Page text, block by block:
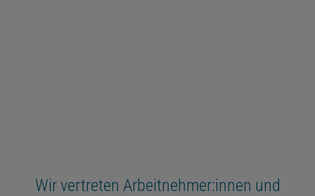
Wir vertreten Arbeitnehmer:innen und